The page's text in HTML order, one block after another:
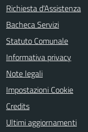
Richiesta d'Assistenza
Bacheca Servizi
Statuto Comunale
Informativa privacy
Note legali
Impostazioni Cookie
Credits
Ultimi aggiornamenti